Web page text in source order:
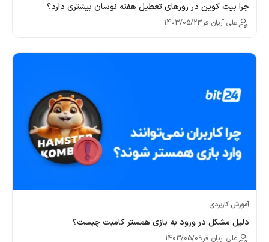
چرا بیت کوین در روزهای تعطیل هفته نوسان بیشتری دارد؟
علی آریان فر1403/05/23
آموزش کاربردی
دلیل مشکل در ورود به بازی همستر کامبت چیست؟
علی آریان فر1403/05/09